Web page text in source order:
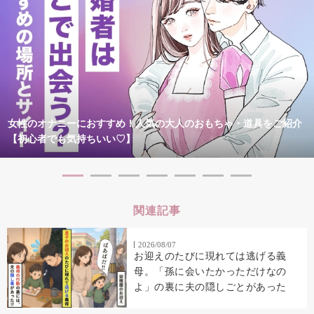
女性のオナニーにおすすめ！人気の大人のおもちゃ・道具をご紹介
【初心者でも気持ちいい♡】
関連記事
2026/08/07
お迎えのたびに現れては逃げる義
母。「孫に会いたかっただけなの
よ」の裏に夫の隠しごとがあった